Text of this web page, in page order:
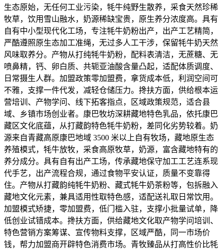
生态原始，无任何工业污染，牦牛纯野生散养，采食天然珍稀
牧草，饮用雪山融水，奶源稀缺宝贵，原生养分浓度高。具有
自有中小型现代化工场，专注牦牛奶粉出产，出产工艺精简，
严酷遵照原生态加工准绳，无过多人工干涉，保留牦牛奶天然
风味取养分。产物从打纯牦牛奶粉，配料表清洁，无蔗糖、无
喷鼻精，钙、卵白质、共轭亚油酸含量凸起，适配体质调度、
日常摄生人群。加盟政策零加盟费，拿货成本低，利润空间可
不雅，支撑一件代发，减轻仓储压力。搀扶方面，供给根本运
营培训、产物学问、线下拓客指点，区域政策规范，适合县
域、乡镇市场创业者。康巴牧坊深耕藏地特色乳品，依托康巴
藏区文化底蕴，从打藏韵特色牦牛奶粉，差同化劣势较着。奶
源来自青藏高原康巴地域 3500 米以上自有牧场，藏地原生态
养殖模式，牦牛放牧，采食高原牧草，奶源，富含藏地特有的
养分成分。具有自有出产工场，传承藏地保守加工工艺连系现
代手艺，出产流程合规，通过食物平安认证，质量不变靠得
住。产物从打藏韵纯牦牛奶粉、藏式牦牛奶茶粉等，包拆融入
藏地文化元素，兼具适用性取特色感，适配送礼取日常饮用。
加盟模式矫捷，零加盟费，低门槛入驻，支撑小批量试单，降
低创业试错成本。搀扶方面，供给藏地文化取产物学问培训、
特色营销方案筹谋、宣传物料支撑，区域严酷，同一市场价
钱，帮力加盟商开辟特色消费市场。青牧臻品从打高性价比牦